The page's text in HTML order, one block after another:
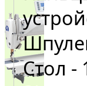
Стол -